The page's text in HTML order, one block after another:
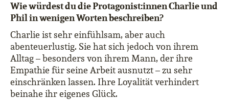
Wie würdest du die Protagonist:innen Charlie und
Phil in wenigen Worten beschreiben?
Charlie ist sehr einfühlsam, aber auch
abenteuerlustig. Sie hat sich jedoch von ihrem
Alltag – besonders von ihrem Mann, der ihre
Empathie für seine Arbeit ausnutzt – zu sehr
einschränken lassen. Ihre Loyalität verhindert
beinahe ihr eigenes Glück.